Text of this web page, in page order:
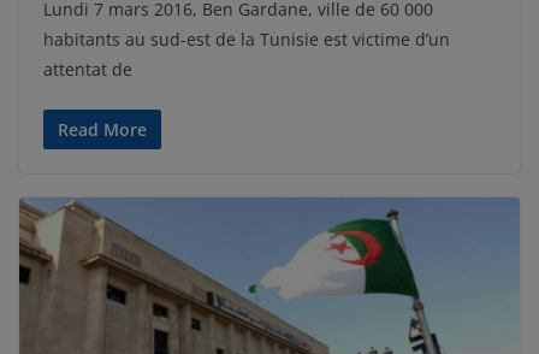
Lundi 7 mars 2016, Ben Gardane, ville de 60 000
habitants au sud-est de la Tunisie est victime d’un
attentat de
Read More